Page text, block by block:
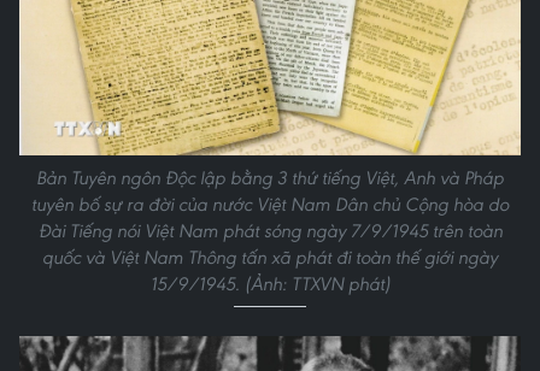
Bản Tuyên ngôn Độc lập bằng 3 thứ tiếng Việt, Anh và Pháp
tuyên bố sự ra đời của nước Việt Nam Dân chủ Cộng hòa do
Đài Tiếng nói Việt Nam phát sóng ngày 7/9/1945 trên toàn
quốc và Việt Nam Thông tấn xã phát đi toàn thế giới ngày
15/9/1945. (Ảnh: TTXVN phát)